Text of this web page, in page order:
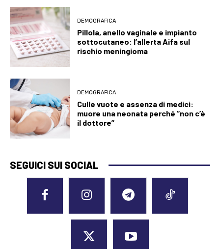
DEMOGRAFICA
Pillola, anello vaginale e impianto
sottocutaneo: l’allerta Aifa sul
rischio meningioma
DEMOGRAFICA
Culle vuote e assenza di medici:
muore una neonata perché “non c’è
il dottore”
SEGUICI SUI SOCIAL